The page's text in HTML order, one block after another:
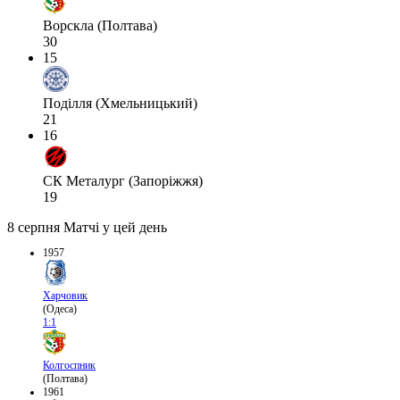
Ворскла (Полтава)
30
15
Поділля (Хмельницький)
21
16
СК Металург (Запоріжжя)
19
8 серпня Матчі у цей день
1957
Харчовик
(Одеса)
1:1
Колгоспник
(Полтава)
1961